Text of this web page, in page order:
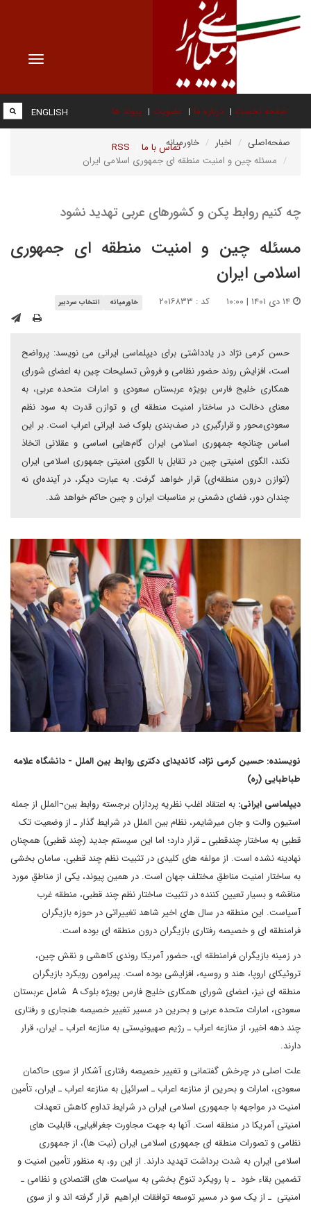
Toggle
صفحه نخست درباره ما عضویت پیوند ها
تماس با ما RSS
ENGLISH
صفحه‌اصلی اخبار
خاورمیانه
مسئله چین و امنیت منطقه ای جمهوری اسلامی ایران
چه کنیم روابط پکن و کشورهای عربی تهدید نشود
مسئله چین و امنیت منطقه ای جمهوری
اسلامی ایران
کد : ۲۰۱۶۸۳۳ خاورمیانه انتخاب سردبیر
حسن کرمی نژاد در یادداشتی برای دیپلماسی ایرانی می نویسد: پرواضح
است، افزایش روند حضور نظامی و فروش تسلیحات چین به اعضای شورای
همکاری خلیج فارس بویژه عربستان سعودی و امارات متحده عربی، به
معنای دخالت در ساختار امنیت منطقه ای و توازن قدرت به سود نظم
سعودی‌محور و قرارگیری در صف‌بندی بلوک ضد ایرانی اعراب است. بر این
اساس چنانچه جمهوری اسلامی ایران گام‌هایی اساسی و عقلانی اتخاذ
نکند، الگوی امنیتی چین در تقابل با الگوی امنیتی جمهوری اسلامی ایران
(توازن درون منطقه‌ای) قرار خواهد گرفت. به عبارت دیگر، در آینده‌ای نه
چندان دور، فضای دشمنی بر مناسبات ایران و چین حاکم خواهد شد.
نویسنده: حسین کرمی نژاد، کاندیدای دکتری روابط بین الملل - دانشگاه علامه
طباطبایی (ره)
دیپلماسی ایرانی: به اعتقاد اغلب نظریه پردازان برجسته روابط بین¬الملل از جمله
استیون والت و جان میرشایمر، نظام بین الملل در شرایط گذار ـ از وضعیت تک
قطبی به ساختار چندقطبی ـ قرار دارد؛ اما این سیستم جدید (چند قطبی) همچنان
نهادینه نشده است. از مولفه های کلیدی در تثبیت نظم چند قطبی، سامان بخشی
به ساختار امنیت مناطقِ مختلف جهان است. در همین پیوند، یکی از مناطقِ مورد
مناقشه و بسیار تعیین کننده در تثبیت ساختار نظم چند قطبی، منطقه غرب
آسیاست. این منطقه در سال های اخیر شاهد تغییراتی در حوزه بازیگران
فرامنطقه ای و خصیصه رفتاری بازیگران درون منطقه ای بوده است.
در زمینه بازیگران فرامنطقه ای، حضور آمریکا روندی کاهشی و نقش چین،
تروئیکای اروپا، هند و روسیه، افزایشی بوده است. پیرامون رویکرد بازیگران
منطقه ای نیز، اعضای شورای همکاری خلیج فارس بویژه بلوک A شامل عربستان
سعودی، امارات متحده عربی و بحرین در مسیر تغییر خصیصه هنجاری و رفتاری
چند دهه اخیر، از منازعه اعراب ـ رژیم صهیونیستی به منازعه اعراب ـ ایران، قرار
دارند.
علت اصلی در چرخش گفتمانی و تغییر خصیصه رفتاری آشکار از سوی حاکمان
سعودی، امارات و بحرین از منازعه اعراب ـ اسرائیل به منازعه اعراب ـ ایران، تأمین
امنیت در مواجهه با جمهوری اسلامی ایران در شرایط تداومِ کاهش تعهدات
امنیتی آمریکا در منطقه است. آنها به جهت مجاورت جغرافیایی، قابلیت های
نظامی و تصورات منطقه ای جمهوری اسلامی ایران (نیت ها)، از جمهوری
اسلامی ایران به شدت برداشت تهدید دارند. از این رو، به منظور تأمین امنیت و
تضمین بقاء خود ـ با رویکرد تنوع بخشی به سیاست های اقتصادی و نظامی ـ
امنیتی ـ از یک سو در مسیر توسعه توافقات ابراهیم قرار گرفته اند و از سوی